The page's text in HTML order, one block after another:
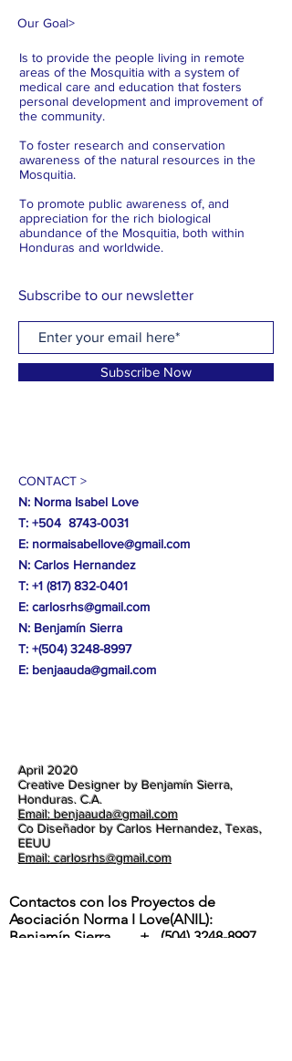
Our Goal>
Is to provide the people living in remote
areas of the Mosquitia with a system of
medical care and education that fosters
personal development and improvement of
the community.
To foster research and conservation
awareness of the natural resources in the
Mosquitia.
To promote public awareness of, and
appreciation for the rich biological
abundance of the Mosquitia, both within
Honduras and worldwide.
Subscribe to our newsletter
Subscribe Now
CONTACT >
N: Norma Isabel Love
T: +504 8743-0031
E: normaisabellove@gmail.com
N: Carlos Hernandez
T: +1 (817) 832-0401
E: carlosrhs@gmail.com
N: Benjamín Sierra
T: +(504)3248-8997
E: benjaauda@gmail.com
April 2020
Creative Designer by Benjamín Sierra,
Honduras. C.A.
Email: benjaauda@gmail.com
Co Diseñador by Carlos Hernandez, Texas,
EEUU
Email: carlosrhs@gmail.com
Contactos con los Proyectos de
Asociación Norma I Love(ANIL):
Benjamín Sierra + (504) 3248-8997